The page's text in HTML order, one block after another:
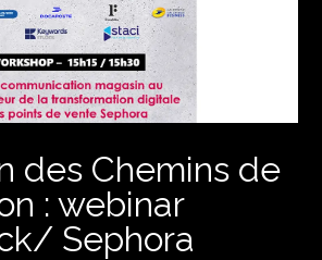
des Chemins de
: webinar
Sephora